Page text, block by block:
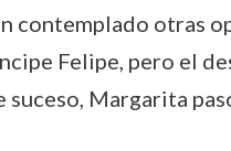
contemplado otras
Felipe, pero el
Margarita